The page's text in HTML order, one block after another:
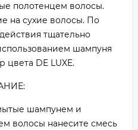
полотенцем волосы.
на сухие волосы. По
тщательно
шампуня
цвета DE LUXE.
шампунем и
волосы нанесите смесь